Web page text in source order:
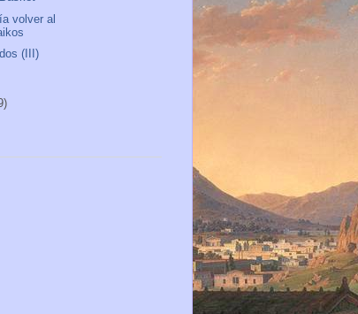
volver al
(III)